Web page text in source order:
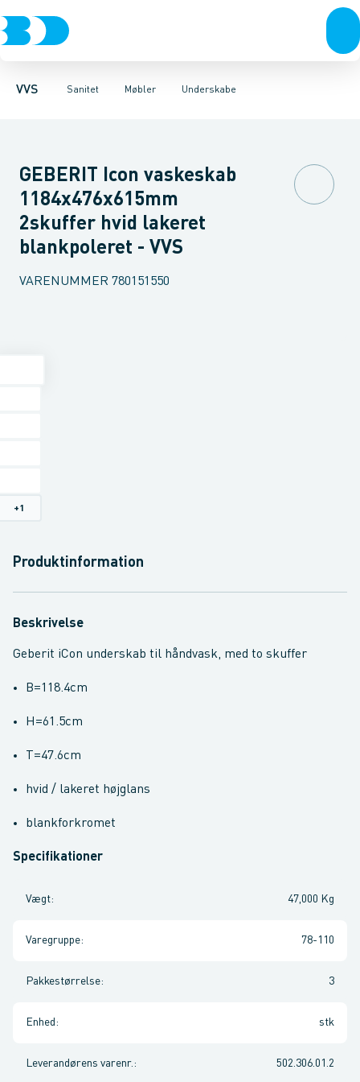
VVS Sanitet
Rør & fittingsPressfittings & rørKuglehaner & ventiler
Møbler
Toiletter, sæder og cisterner VaskeArmaturer
Underskabe
Møbelsæt & pakkerUnderskabeHøjskabe
GEBERIT Icon vaskeskab
1184x476x615mm
2skuffer hvid lakeret
blankpoleret - VVS
VARENUMMER 780151550
+1
Produktinformation
Beskrivelse
Geberit iCon underskab til håndvask, med to skuffer
B=118.4cm
H=61.5cm
T=47.6cm
hvid / lakeret højglans
blankforkromet
Specifikationer
Vægt: 47,000 Kg
Varegruppe: 78-110
Pakkestørrelse: 3
Enhed : stk
Leverandørens varenr. : 502.306.01.2